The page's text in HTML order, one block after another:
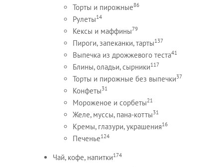
Торты и пирожные86
Рулеты14
Кексы и маффины79
Пироги, запеканки, тарты137
Выпечка из дрожжевого теста41
Блины, оладьи, сырники117
Торты и пирожные без выпечки37
Конфеты31
Мороженое и сорбеты21
Желе, муссы, пана-котты31
Кремы, глазури, украшения16
Печенье124
Чай, кофе, напитки174